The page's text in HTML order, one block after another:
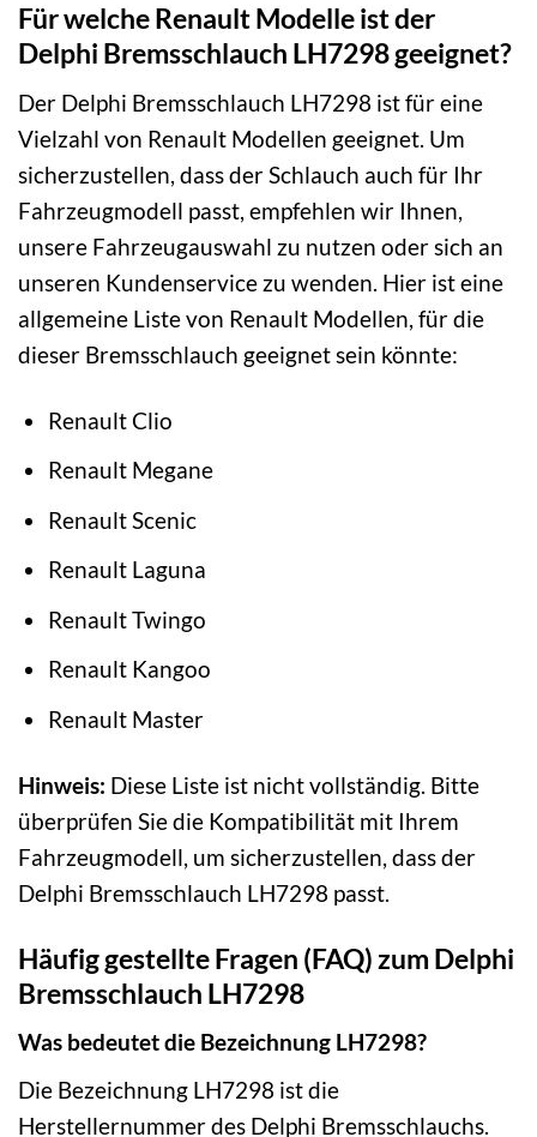
Für welche Renault Modelle ist der
Delphi Bremsschlauch LH7298 geeignet?
Der Delphi Bremsschlauch LH7298 ist für eine
Vielzahl von Renault Modellen geeignet. Um
sicherzustellen, dass der Schlauch auch für Ihr
Fahrzeugmodell passt, empfehlen wir Ihnen,
unsere Fahrzeugauswahl zu nutzen oder sich an
unseren Kundenservice zu wenden. Hier ist eine
allgemeine Liste von Renault Modellen, für die
dieser Bremsschlauch geeignet sein könnte:
Renault Clio
Renault Megane
Renault Scenic
Renault Laguna
Renault Twingo
Renault Kangoo
Renault Master
Hinweis: Diese Liste ist nicht vollständig. Bitte
überprüfen Sie die Kompatibilität mit Ihrem
Fahrzeugmodell, um sicherzustellen, dass der
Delphi Bremsschlauch LH7298 passt.
Häufig gestellte Fragen (FAQ) zum Delphi
Bremsschlauch LH7298
Was bedeutet die Bezeichnung LH7298?
Die Bezeichnung LH7298 ist die
Herstellernummer des Delphi Bremsschlauchs.